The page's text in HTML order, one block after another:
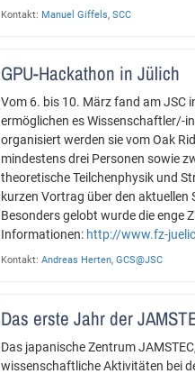
Kontakt: Manuel Giffels SCC
GPU-Hackathon in Jülich
Vom 6. bis 10. März fand am JSC
ermöglichen es Wissenschaftler/-
organisiert werden sie vom Oak
mindestens drei Personen sowie
theoretische Teilchenphysik und
kurzen Vortrag über den aktuellen
Besonders gelobt wurde die enge
Informationen: http://www.fz-
Kontakt: Andreas Herten GCS@JSC
Das erste Jahr der
Das japanische Zentrum
wissenschaftliche Aktivitäten bei